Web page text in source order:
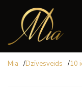
Mia /Dzīvesveids /10